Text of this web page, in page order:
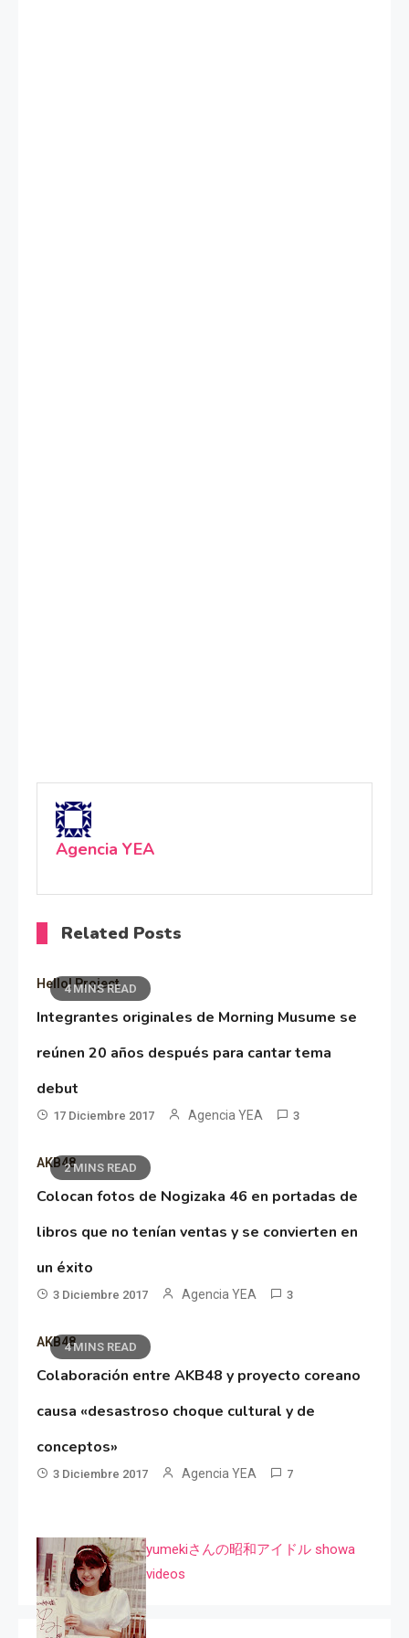
Agencia YEA
Related Posts
4 MINS READ
Hello! Project
Integrantes originales de Morning Musume se
reúnen 20 años después para cantar tema
debut
17 Diciembre 2017 Agencia YEA 3
2 MINS READ
AKB48
Colocan fotos de Nogizaka 46 en portadas de
libros que no tenían ventas y se convierten en
un éxito
3 Diciembre 2017 Agencia YEA 3
4 MINS READ
AKB48
Colaboración entre AKB48 y proyecto coreano
causa «desastroso choque cultural y de
conceptos»
3 Diciembre 2017 Agencia YEA 7
yumekiさんの昭和アイドル showa
videos